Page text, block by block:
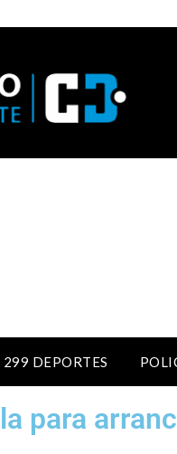
299 DEPORTES
para